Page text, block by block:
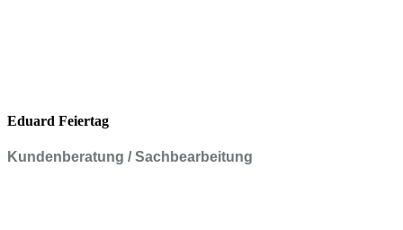
Eduard Feiertag
Kundenberatung / Sachbearbeitung